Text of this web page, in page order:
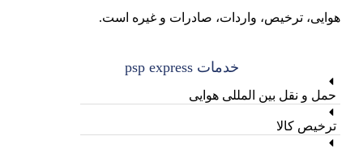
هوایی، ترخیص، واردات، صادرات و غیره است.
خدمات psp express
حمل و نقل بین المللی هوایی
ترخیص کالا